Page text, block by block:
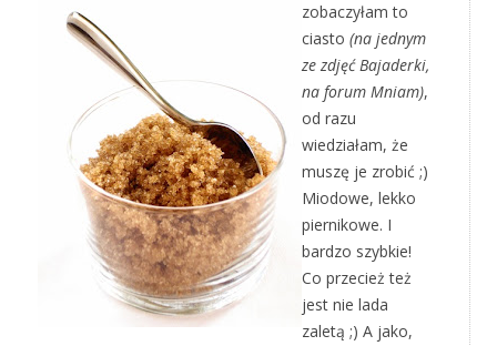
zobaczyłam to
ciasto (na jednym
ze zdjęć Bajaderki,
na forum Mniam),
od razu
wiedziałam, że
muszę je zrobić ;)
Miodowe, lekko
piernikowe. I
bardzo szybkie!
Co przecież też
jest nie lada
zaletą ;) A jako,